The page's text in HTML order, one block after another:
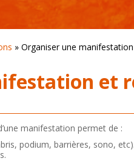
» Organiser une
et
manifestation permet de :
podium, barrières, sono,